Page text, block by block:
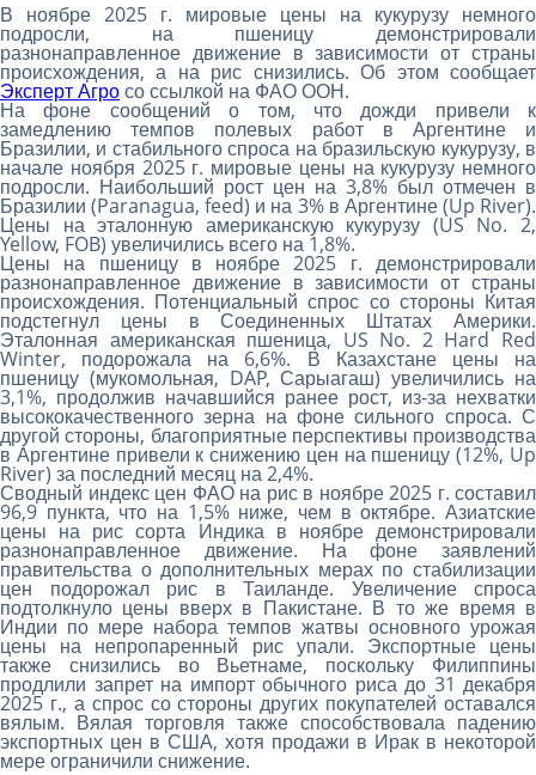
В ноябре 2025 г. мировые цены на кукурузу немного
подросли, на пшеницу демонстрировали
разнонаправленное движение в зависимости от страны
происхождения, а на рис снизились. Об этом сообщает
Эксперт Агросо ссылкой на ФАО ООН.
На фоне сообщений о том, что дожди привели к
замедлению темпов полевых работ в Аргентине и
Бразилии, и стабильного спроса на бразильскую кукурузу, в
начале ноября 2025 г. мировые цены на кукурузу немного
подросли. Наибольший рост цен на 3,8% был отмечен в
Бразилии (Paranagua, feed) и на 3% в Аргентине (Up River).
Цены на эталонную американскую кукурузу (US No. 2,
Yellow, FOB) увеличились всего на 1,8%.
Цены на пшеницу в ноябре 2025 г. демонстрировали
разнонаправленное движение в зависимости от страны
происхождения. Потенциальный спрос со стороны Китая
подстегнул цены в Соединенных Штатах Америки.
Эталонная американская пшеница, US No. 2 Hard Red
Winter, подорожала на 6,6%. В Казахстане цены на
пшеницу (мукомольная, DAP, Сарыагаш) увеличились на
3,1%, продолжив начавшийся ранее рост, из-за нехватки
высококачественного зерна на фоне сильного спроса. С
другой стороны, благоприятные перспективы производства
в Аргентине привели к снижению цен на пшеницу (12%, Up
River) за последний месяц на 2,4%.
Сводный индекс цен ФАО на рис в ноябре 2025 г. составил
96,9 пункта, что на 1,5% ниже, чем в октябре. Азиатские
цены на рис сорта Индика в ноябре демонстрировали
разнонаправленное движение. На фоне заявлений
правительства о дополнительных мерах по стабилизации
цен подорожал рис в Таиланде. Увеличение спроса
подтолкнуло цены вверх в Пакистане. В то же время в
Индии по мере набора темпов жатвы основного урожая
цены на непропаренный рис упали. Экспортные цены
также снизились во Вьетнаме, поскольку Филиппины
продлили запрет на импорт обычного риса до 31 декабря
2025 г., а спрос со стороны других покупателей оставался
вялым. Вялая торговля также способствовала падению
экспортных цен в США, хотя продажи в Ирак в некоторой
мере ограничили снижение.